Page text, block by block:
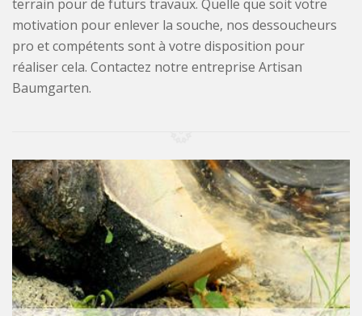
terrain pour de futurs travaux. Quelle que soit votre
motivation pour enlever la souche, nos dessoucheurs
pro et compétents sont à votre disposition pour
réaliser cela. Contactez notre entreprise Artisan
Baumgarten.